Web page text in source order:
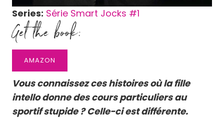
Series: Série Smart Jocks #1
Get the book:
AMAZON
Vous connaissez ces histoires où la fille
intello donne des cours particuliers au
sportif stupide ? Celle-ci est différente.